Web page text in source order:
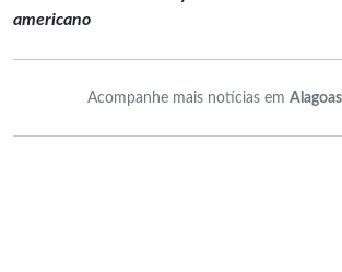
americano
Acompanhe mais notícias em